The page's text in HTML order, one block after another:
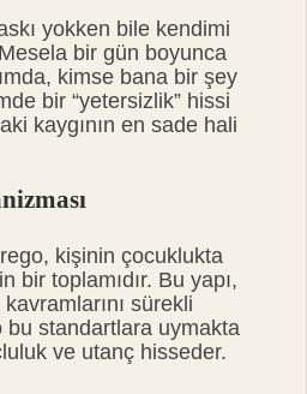
yokken bile kendimi
bir gün boyunca
kimse bana bir şey
bir “yetersizlik” hissi
kaygının en sade hali
kişinin çocuklukta
bir toplamıdır. Bu yapı,
kavramlarını sürekli
bu standartlara uymakta
ve utanç hisseder.